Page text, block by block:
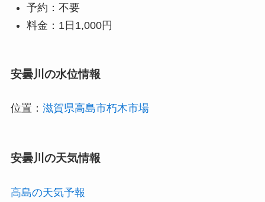
予約：不要
料金：1日1,000円
安曇川の水位情報
位置： 滋賀県高島市朽木市場
安曇川の天気情報
高島の天気予報